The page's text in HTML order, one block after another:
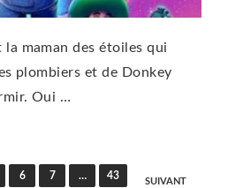
la maman des étoiles qui
plombiers et de Donkey
Oui …
6 7 … 43
SUIVANT